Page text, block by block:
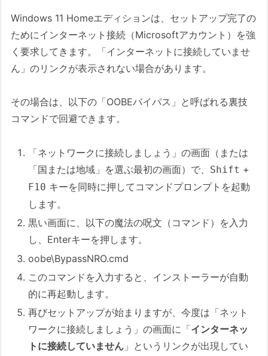
Windows 11 Homeエディションは、セットアップ完了の
ためにインターネット接続（Microsoftアカウント）を強
く要求してきます。「インターネットに接続していませ
ん」のリンクが表示されない場合があります。
その場合は、以下の「OOBEバイパス」と呼ばれる裏技
コマンドで回避できます。
「ネットワークに接続しましょう」の画面（または
「国または地域」を選ぶ最初の画面）で、 Shift +
F10 キーを同時に押してコマンドプロンプトを起動
します。
黒い画面に、以下の魔法の呪文（コマンド）を入力
し、Enterキーを押します。
oobe\BypassNRO.cmd
このコマンドを入力すると、インストーラーが自動
的に再起動します。
再びセットアップが始まりますが、今度は「ネット
ワークに接続しましょう」の画面に「インターネッ
トに接続していません 」というリンクが出現してい